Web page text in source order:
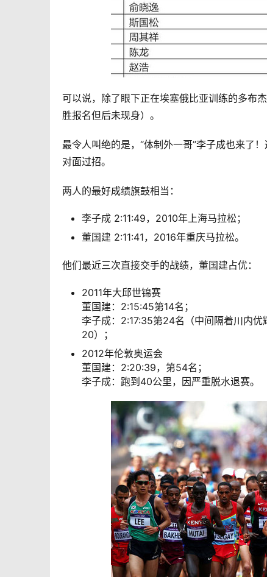
可以说，除了眼下正在埃塞俄比亚训练的多布
胜报名但后未现身）。
最令人叫绝的是，“体制外一哥”李子成也来了
对面过招。
两人的最好成绩旗鼓相当：
李子成 2:11:49，2010年上海马拉松；
董国建 2:11:41，2016年重庆马拉松。
他们最近三次直接交手的战绩，董国建占优：
2011年大邱世锦赛
董国建：2:15:45第14名；
李子成：2:17:35第24名（中间隔着川内优
20）；
2012年伦敦奥运会
董国建：2:20:39，第54名；
李子成：跑到40公里，因严重脱水退赛。